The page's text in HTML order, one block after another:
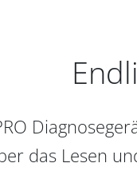
das Lesen